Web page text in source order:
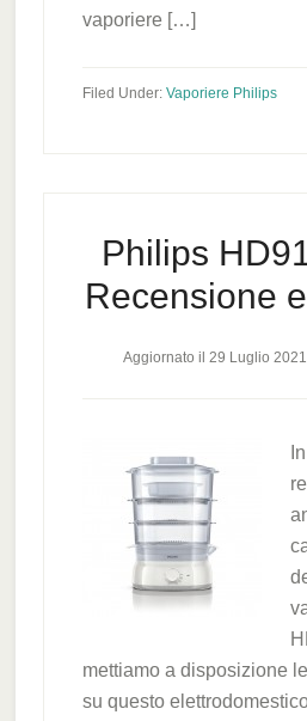
vaporiere […]
Filed Under: Vaporiere Philips
Philips
Recensione
Aggiornato il 29 Luglio 2021
mettiamo a disposizione
su questo